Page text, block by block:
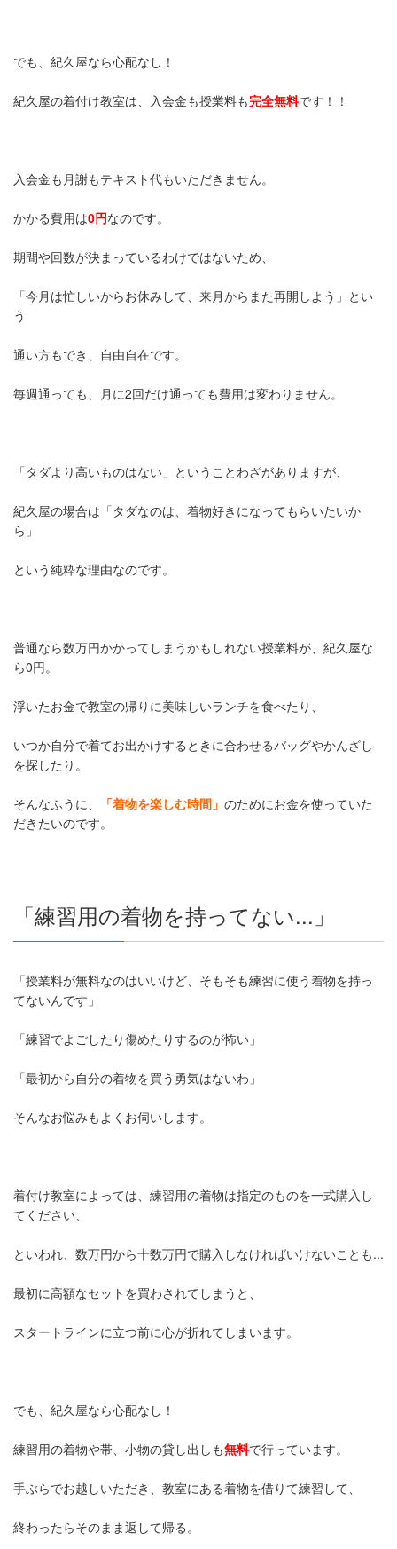
でも、紀久屋なら心配なし！
紀久屋の着付け教室は、入会金も授業料も完全無料です！！
入会金も月謝もテキスト代もいただきません。
かかる費用は0円なのです。
期間や回数が決まっているわけではないため、
「今月は忙しいからお休みして、来月からまた再開しよう」とい
う
通い方もでき、自由自在です。
毎週通っても、月に2回だけ通っても費用は変わりません。
「タダより高いものはない」ということわざがありますが、
紀久屋の場合は「タダなのは、着物好きになってもらいたいか
ら」
という純粋な理由なのです。
普通なら数万円かかってしまうかもしれない授業料が、紀久屋な
ら0円。
浮いたお金で教室の帰りに美味しいランチを食べたり、
いつか自分で着てお出かけするときに合わせるバッグやかんざし
を探したり。
そんなふうに、 「着物を楽しむ時間」 のためにお金を使っていた
だきたいのです。
「練習用の着物を持ってない...」
「授業料が無料なのはいいけど、そもそも練習に使う着物を持っ
てないんです」
「練習でよごしたり傷めたりするのが怖い」
「最初から自分の着物を買う勇気はないわ」
そんなお悩みもよくお伺いします。
着付け教室によっては、練習用の着物は指定のものを一式購入し
てください、
といわれ、数万円から十数万円で購入しなければいけないことも...
最初に高額なセットを買わされてしまうと、
スタートラインに立つ前に心が折れてしまいます。
でも、紀久屋なら心配なし！
練習用の着物や帯、小物の貸し出しも無料で行っています。
手ぶらでお越しいただき、教室にある着物を借りて練習して、
終わったらそのまま返して帰る。